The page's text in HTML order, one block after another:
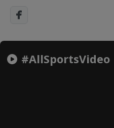
#AllSportsVideo